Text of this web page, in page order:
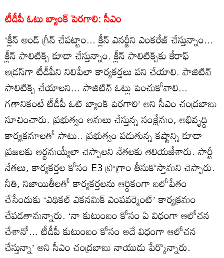
టీడీపీ ఓటు బ్యాంక్ పెరగాలి: సీఎం
‘క్లీన్ అండ్ గ్రీన్ చేపట్టాం... క్లీన్ ఎనర్జీని ఎంకరేజ్ చేస్తున్నాం...
క్లీన్ పాలిటిక్స్ కూడా చేస్తున్నాం. క్లీన్ పాలిటిక్స్‌కు కేరాఫ్
అడ్రస్‌గా టీడీపీని నిలిపేలా కార్యకర్తలు పని చేయాలి. పాజిటివ్
పాలిటిక్స్ చేయాలని... పాజిటివ్ ఓట్లు పెంచుకోవాలి...
గతానికంటే టీడీపీ ఓట్ బ్యాంక్ పెరగాలి’ అని సీఎం చంద్రబాబు
సూచించారు. ప్రభుత్వం అమలు చేస్తున్న సంక్షేమం, అభివృద్ధి
కార్యక్రమాలతో పాటు.. ప్రభుత్వం పడుతున్న కష్టాన్ని కూడా
ప్రజలకు అర్థమయ్యేలా చెప్పాలని నేతలకు తెలియజేశారు. పార్టీ
నేతలు, కార్యకర్తల కోసం E3 ప్రొగ్రాం తీసుకొస్తామని చెప్పారు.
నీతి, నిజాయితీలతో కార్యకర్తలను ఆర్థికంగా బలోపేతం
చేసేందుకు ‘ఎథికల్ ఎకనమిక్ ఎంపవర్మెంట్’ కార్యక్రమం
చేపడతామన్నారు. ‘నా కుటుంబం కోసం ఏ విధంగా ఆలోచన
చేశానో... టీడీపీ కుటుంబం కోసం అదే విధంగా ఆలోచన
చేస్తున్నా’ అని సీఎం చంద్రబాబు నాయుడు పేర్కొన్నారు.